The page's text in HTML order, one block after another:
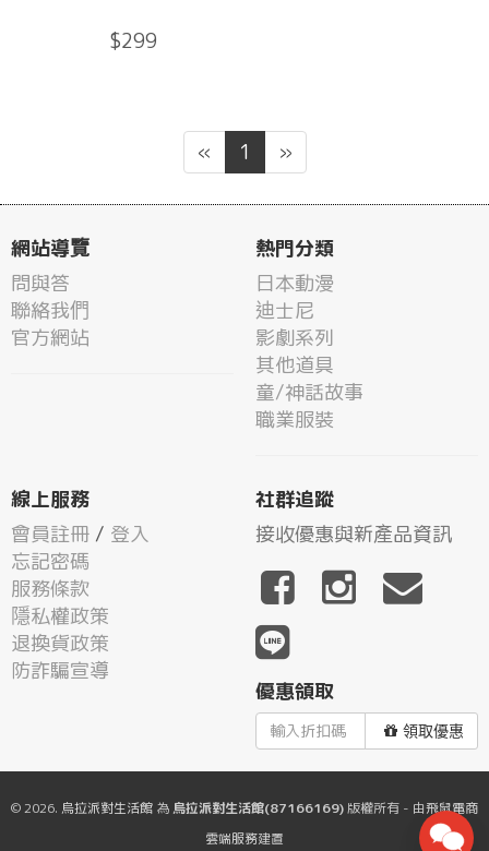
$299
« 1 »
網站導覽
問與答
聯絡我們
官方網站
熱門分類
日本動漫
迪士尼
影劇系列
其他道具
童/神話故事
職業服裝
線上服務
會員註冊 / 登入
忘記密碼
服務條款
隱私權政策
退換貨政策
防詐騙宣導
社群追蹤
接收優惠與新產品資訊
優惠領取
領取優惠
© 2026. 烏拉派對生活館 為 烏拉派對生活館(87166169)版權所有 - 由飛鼠電商
雲端服務建置